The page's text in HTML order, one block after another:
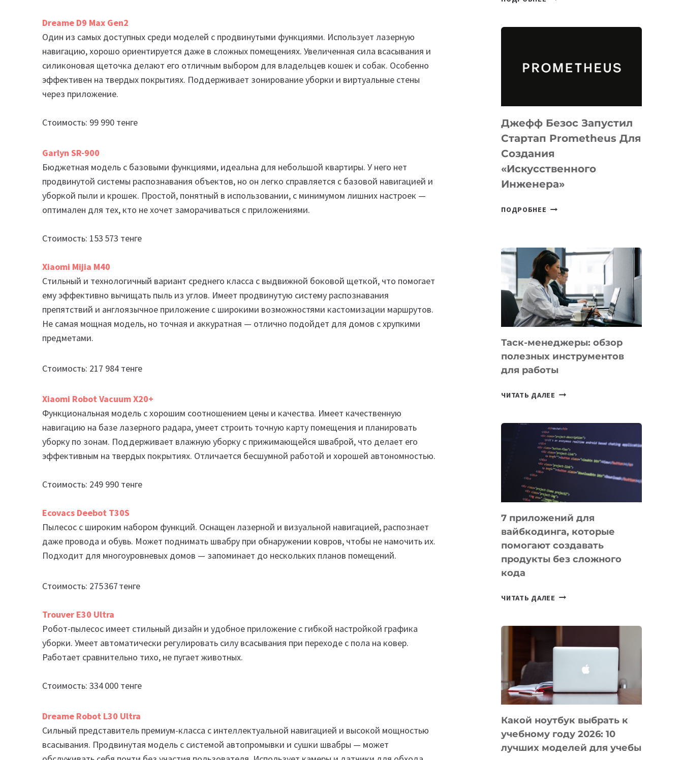
Dreame D9 Max Gen2
Один из самых доступных среди моделей с продвинутыми функциями. Использует лазерную
навигацию, хорошо ориентируется даже в сложных помещениях. Увеличенная сила всасывания и
силиконовая щеточка делают его отличным выбором для владельцев кошек и собак. Особенно
эффективен на твердых покрытиях. Поддерживает зонирование уборки и виртуальные стены
через приложение.
Стоимость: 99 990 тенге
Garlyn SR-900
Бюджетная модель с базовыми функциями, идеальна для небольшой квартиры. У него нет
продвинутой системы распознавания объектов, но он легко справляется с базовой навигацией и
уборкой пыли и крошек. Простой, понятный в использовании, с минимумом лишних настроек —
оптимален для тех, кто не хочет заморачиваться с приложениями.
Стоимость: 153 573 тенге
Xiaomi Mijia M40
Стильный и технологичный вариант среднего класса с выдвижной боковой щеткой, что помогает
ему эффективно вычищать пыль из углов. Имеет продвинутую систему распознавания
препятствий и англоязычное приложение с широкими возможностями кастомизации маршрутов.
Не самая мощная модель, но точная и аккуратная — отлично подойдет для домов с хрупкими
предметами.
Стоимость: 217 984 тенге
Xiaomi Robot Vacuum X20+
Функциональная модель с хорошим соотношением цены и качества. Имеет качественную
навигацию на базе лазерного радара, умеет строить точную карту помещения и планировать
уборку по зонам. Поддерживает влажную уборку с прижимающейся шваброй, что делает его
эффективным на твердых покрытиях. Отличается бесшумной работой и хорошей автономностью.
Стоимость: 249 990 тенге
Ecovacs Deebot T30S
Пылесос с широким набором функций. Оснащен лазерной и визуальной навигацией, распознает
даже провода и обувь. Может поднимать швабру при обнаружении ковров, чтобы не намочить их.
Подходит для многоуровневых домов — запоминает до нескольких планов помещений.
Стоимость: 275 367 тенге
Trouver E30 Ultra
Робот-пылесос имеет стильный дизайн и удобное приложение с гибкой настройкой графика
уборки. Умеет автоматически регулировать силу всасывания при переходе с пола на ковер.
Работает сравнительно тихо, не пугает животных.
Стоимость: 334 000 тенге
Dreame Robot L30 Ultra
Сильный представитель премиум-класса с интеллектуальной навигацией и высокой мощностью
всасывания. Продвинутая модель с системой автопромывки и сушки швабры — может
ДЛЯ
И
LINUX
Джефф Безос Запустил
Стартап Prometheus Для
Создания
«искусственного
Инженера»
ПОДРОБНЕЕ ДЖЕФФ
PROMETHEUS
ДЛЯ
СОЗДАНИЯ
«ИСКУССТВЕННОГО
ИНЖЕНЕРА»
Таск-менеджеры: обзор
полезных инструментов
для работы
ЧИТАТЬ ДАЛЕЕ ТАСК-
ПОЛЕЗНЫХ
ИНСТРУМЕНТОВ
ДЛЯ
РАБОТЫ
7 приложений для
вайбкодинга, которые
помогают создавать
продукты без сложного
кода
ЧИТАТЬ ДАЛЕЕ
КОТОРЫЕ
СОЗДАВАТЬ
БЕЗ
КОДА
Какой ноутбук выбрать к
учебному году 2026: 10
лучших моделей для учебы